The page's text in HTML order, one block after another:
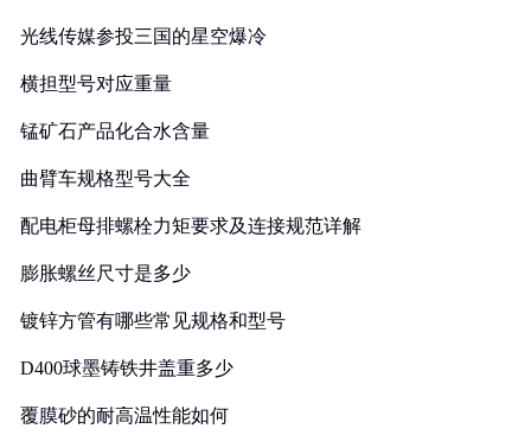
光线传媒参投三国的星空爆冷
横担型号对应重量
锰矿石产品化合水含量
曲臂车规格型号大全
配电柜母排螺栓力矩要求及连接规范详解
膨胀螺丝尺寸是多少
镀锌方管有哪些常见规格和型号
D400球墨铸铁井盖重多少
覆膜砂的耐高温性能如何